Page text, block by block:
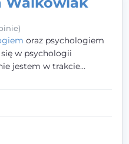
oraz psychologiem
w psychologii
jestem w trakcie
status członka
Systemowejoraz
Towarzystwa